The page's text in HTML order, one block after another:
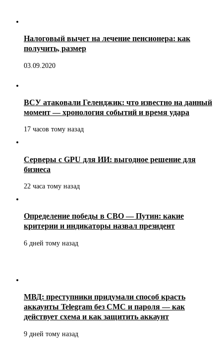
Налоговый вычет на лечение пенсионера: как
получить, размер
03.09.2020
ВСУ атаковали Геленджик: что известно на данный
момент — хронология событий и время удара
17 часов тому назад
Серверы с GPU для ИИ: выгодное решение для
бизнеса
22 часа тому назад
Определение победы в СВО — Путин: какие
критерии и индикаторы назвал президент
6 дней тому назад
МВД: преступники придумали способ красть
аккаунты Telegram без СМС и пароля — как
действует схема и как защитить аккаунт
9 дней тому назад